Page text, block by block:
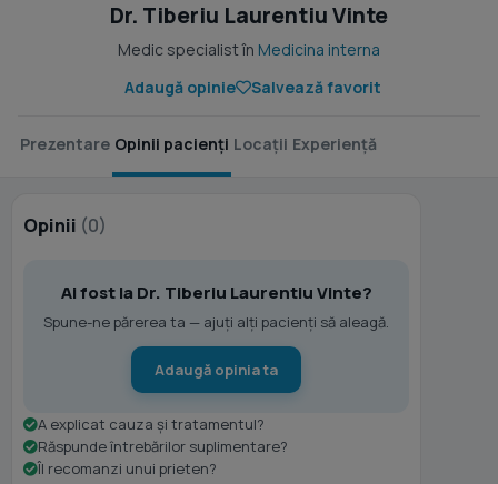
Dr. Tiberiu Laurentiu Vinte
Medic specialist în Medicina interna
Adaugă opinie
Salvează favorit
Prezentare Opinii pacienți Locații Experiență
Opinii (0)
Ai fost la Dr. Tiberiu Laurentiu Vinte?
Spune-ne părerea ta — ajuți alți pacienți să aleagă.
Adaugă opinia ta
A explicat cauza și tratamentul?
Răspunde întrebărilor suplimentare?
Îl recomanzi unui prieten?